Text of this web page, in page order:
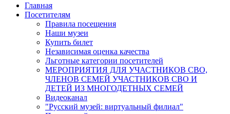
Главная
Посетителям
Правила посещения
Наши музеи
Купить билет
Независимая оценка качества
Льготные категории посетителей
МЕРОПРИЯТИЯ ДЛЯ УЧАСТНИКОВ СВО,
ЧЛЕНОВ СЕМЕЙ УЧАСТНИКОВ СВО И
ДЕТЕЙ ИЗ МНОГОДЕТНЫХ СЕМЕЙ
Видеоканал
"Русский музей: виртуальный филиал"